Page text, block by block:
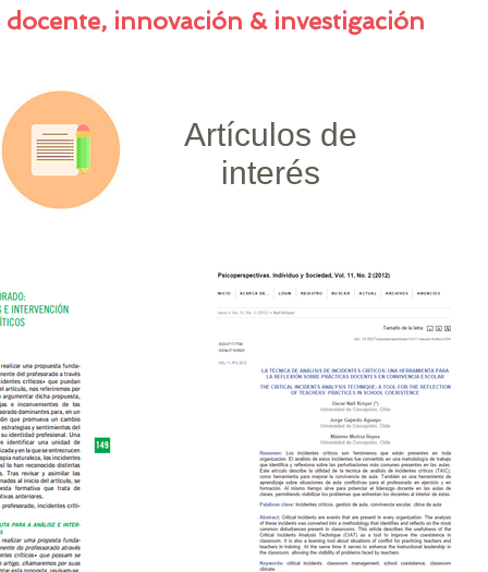
innovación & investigación
Artículos de
interés